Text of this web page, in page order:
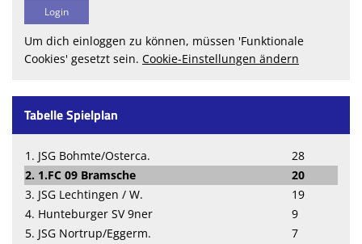
Um dich einloggen zu können, müssen 'Funktionale
Cookies' gesetzt sein. Cookie-Einstellungen ändern
Tabelle Spielplan
1. JSG Bohmte/Osterca.
28
2. 1.FC 09 Bramsche
20
3. JSG Lechtingen / W.
19
4. Hunteburger SV 9ner
9
5. JSG Nortrup/Eggerm.
7